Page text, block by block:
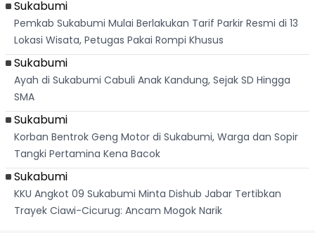
Sukabumi
Pemkab Sukabumi Mulai Berlakukan Tarif Parkir Resmi di 13
Lokasi Wisata, Petugas Pakai Rompi Khusus
Sukabumi
Ayah di Sukabumi Cabuli Anak Kandung, Sejak SD Hingga
SMA
Sukabumi
Korban Bentrok Geng Motor di Sukabumi, Warga dan Sopir
Tangki Pertamina Kena Bacok
Sukabumi
KKU Angkot 09 Sukabumi Minta Dishub Jabar Tertibkan
Trayek Ciawi-Cicurug: Ancam Mogok Narik